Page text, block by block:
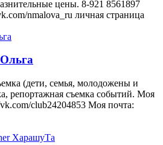
цены. 8-921 8561897
nmalova_ru личная страница
(дети, семья, молодожены и
репортажная съемка событий. Моя
club24204853 Моя почта: